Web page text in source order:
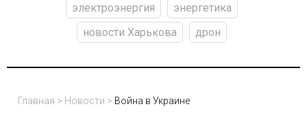
электроэнергия
энергетика
новости Харькова
дрон
Главная > Новости > Война в Украине